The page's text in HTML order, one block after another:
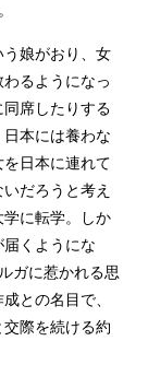
娘がおり、女
るようになっ
席したりする
本には養わな
日本に連れて
だろうと考え
に転学。しか
くようにな
ガに惹かれる思
との名目で、
際を続ける約